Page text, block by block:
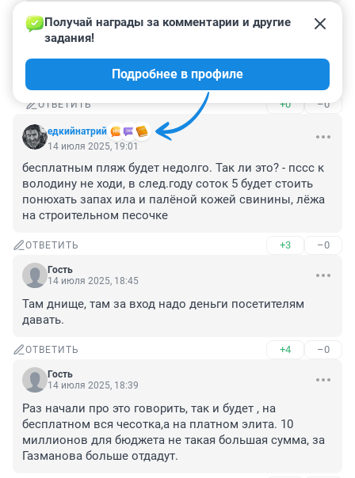
ОТВЕТИТЬ –0
Гость
Смешной, глупый чел! Можно !)))
ОТВЕТИТЬ +0 –0
едкийнатрий
Получай награды за комментарии и другие
задания!
Подробнее в профиле
14 июля 2025, 19:01
бесплатным пляж будет недолго. Так ли это? - пссс к
володину не ходи, в след.году соток 5 будет стоить
понюхать запах ила и палёной кожей свинины, лёжа
на строительном песочке
ОТВЕТИТЬ +3 –0
Гость
14 июля 2025, 18:45
Там днище, там за вход надо деньги посетителям
давать.
ОТВЕТИТЬ +4 –0
Гость
14 июля 2025, 18:39
Раз начали про это говорить, так и будет , на
бесплатном вся чесотка,а на платном элита. 10
миллионов для бюджета не такая большая сумма, за
Газманова больше отдадут.